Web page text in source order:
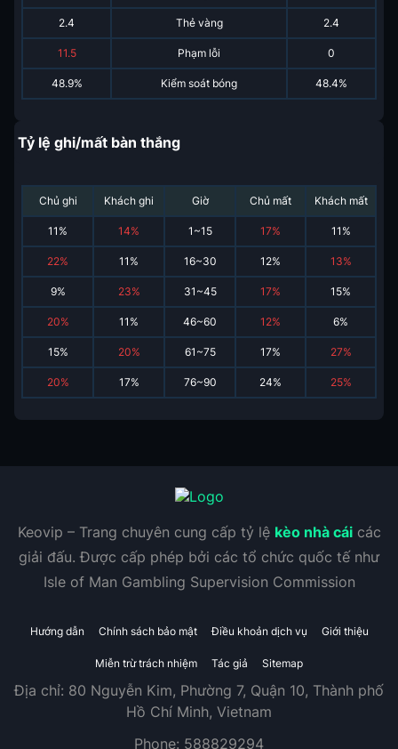
2.4 Thẻ vàng 2.4
11.5 Phạm lỗi 0
48.9% Kiểm soát bóng 48.4%
Tỷ lệ ghi/mất bàn thắng
Chủ ghi Khách ghi Giờ Chủ mất Khách mất
11 % 14% 1~15 17% 11 %
22% 11 % 16~30 12% 13%
9% 23% 31~45 17% 15%
20% 11 % 46~60 12% 6%
15% 20% 61~75 17% 27%
20% 17% 76~90 24% 25%
Keovip – Trang chuyên cung cấp tỷ lệ kèo nhà cáicác
giải đấu. Được cấp phép bởi các tổ chức quốc tế như
Isle of Man Gambling Supervision Commission
Hướng dẫn Chính sách bảo mật Điều khoản dịch vụ Giới thiệu
Miễn trừ trách nhiệm Tác giả Sitemap
Địa chỉ: 80 Nguyễn Kim, Phường 7, Quận 10, Thành phố
Hồ Chí Minh, Vietnam
Phone: 588829294